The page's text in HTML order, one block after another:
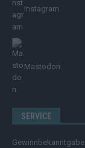
Instagram
Mastodon
SERVICE
Gewinnbekanntgabe